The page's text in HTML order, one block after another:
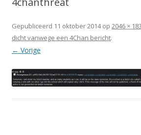
Gepubliceerd 11 oktober 2014op 2046 × 183
dicht vanwege een 4Chan bericht.
← Vorige